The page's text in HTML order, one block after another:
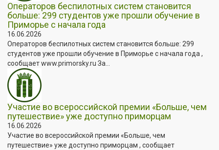
Операторов беспилотных систем становится
больше: 299 студентов уже прошли обучение в
Приморье с начала года
16.06.2026
Операторов беспилотных систем становится больше: 299
студентов уже прошли обучение в Приморье с начала года ,
сообщает www.primorsky.ru За...
Участие во всероссийской премии «Больше, чем
путешествие» уже доступно приморцам
16.06.2026
Участие во всероссийской премии «Больше, чем
путешествие» уже доступно приморцам , сообщает